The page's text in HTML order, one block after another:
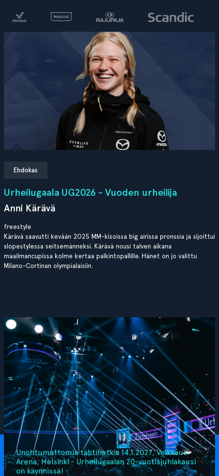
Ehdokas
Urheilugaala UG2026 - Vuoden urheilija
Anni Kärävä
freestyle
Kärävä saavutti kevään 2025 MM-kisoissa big airissa pronssia ja sijoittui
slopestylessa seitsemänneksi. Kärävä nousi talven aikana
maailmancupissa kolme kertaa palkintopallille. Hänet on jo valittu
Milano-Cortinan olympialaisiin.
Unohtumattomia tähtihetkiä 14.1.2027, Veikkaus
Arena, Helsinki - Urheilugaalan 20-vuotisjuhlakausi
on käynnissä!